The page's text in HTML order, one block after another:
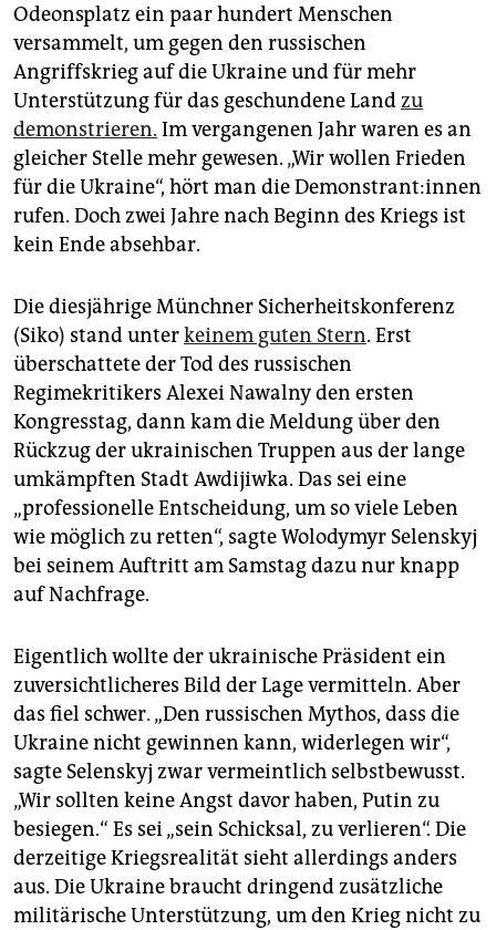
epaper login
Odeonsplatz ein paar hundert Menschen
versammelt, um gegen den russischen
Angriffskrieg auf die Ukraine und für mehr
Unterstützung für das geschundene Landzu
demonstrieren. Im vergangenen Jahr waren es an
gleicher Stelle mehr gewesen. „Wir wollen Frieden
für die Ukraine“, hört man die De­mons­tran­t:in­nen
rufen. Doch zwei Jahre nach Beginn des Kriegs ist
kein Ende absehbar.
Die diesjährige Münchner Sicherheitskonferenz
(Siko) stand unterkeinem guten Stern. Erst
überschattete der Tod des russischen
Regimekritikers Alexei Nawalny den ersten
Kongresstag, dann kam die Meldung über den
Rückzug der ukrainischen Truppen aus der lange
umkämpften Stadt Awdijiwka. Das sei eine
„professionelle Entscheidung, um so viele Leben
wie möglich zu retten“, sagte Wolodymyr Selenskyj
bei seinem Auftritt am Samstag dazu nur knapp
auf Nachfrage.
Eigentlich wollte der ukrainische Präsident ein
zuversichtlicheres Bild der Lage vermitteln. Aber
das fiel schwer. „Den russischen Mythos, dass die
Ukraine nicht gewinnen kann, widerlegen wir“,
sagte Selenskyj zwar vermeintlich selbstbewusst.
„Wir sollten keine Angst davor haben, Putin zu
besiegen.“ Es sei „sein Schicksal, zu verlieren“. Die
derzeitige Kriegsrealität sieht allerdings anders
aus. Die Ukraine braucht dringend zusätzliche
militärische Unterstützung, um den Krieg nicht zu